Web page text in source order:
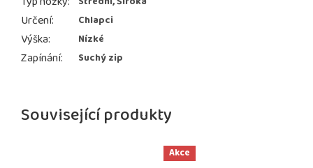
Související produkty
Akce
Určení: Chlapci
Výška: Nízké
Zapínání: Suchý zip